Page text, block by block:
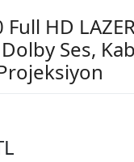
HD
Ses,